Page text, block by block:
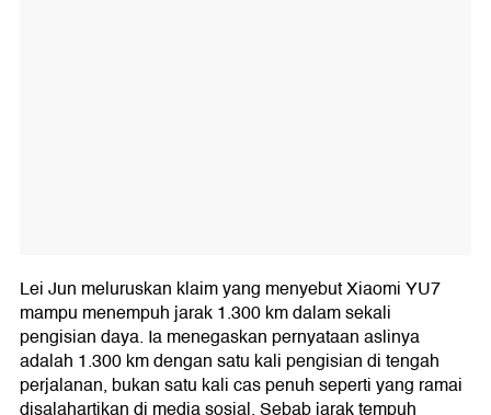
Lei Jun meluruskan klaim yang menyebut Xiaomi YU7
mampu menempuh jarak 1.300 km dalam sekali
pengisian daya. Ia menegaskan pernyataan aslinya
adalah 1.300 km dengan satu kali pengisian di tengah
perjalanan, bukan satu kali cas penuh seperti yang ramai